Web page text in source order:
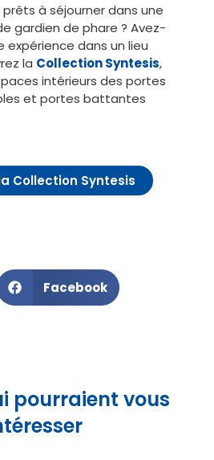
à séjourner dans une
gardien de phare ? Avez-
expérience dans un lieu
la Collection Syntesis,
intérieurs des portes
et portes battantes
Collection Syntesis
Facebook
pourraient vous